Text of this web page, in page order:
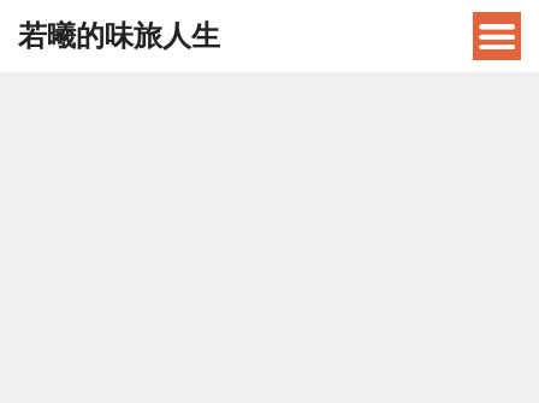
若曦的味旅人生